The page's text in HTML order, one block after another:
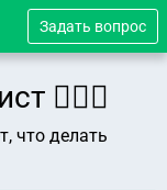
Задать вопрос
👨🏻‍⚖️
что делать